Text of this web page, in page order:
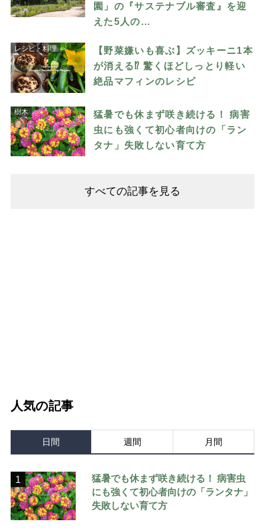
園」の『サステナブル審査』を迎
えた5人の…
レシピ・料理
【野菜嫌いも喜ぶ】ズッキーニ1本
が消える⁉︎ 驚くほどしっとり軽い
絶品マフィンのレシピ
樹木
猛暑でも休まず咲き続ける！ 病害
虫にも強くて初心者向けの「ラン
タナ」失敗しない育て方
すべての記事を見る
人気の記事
日間 週間 月間
1
猛暑でも休まず咲き続ける！ 病害虫
にも強くて初心者向けの「ランタナ」
失敗しない育て方